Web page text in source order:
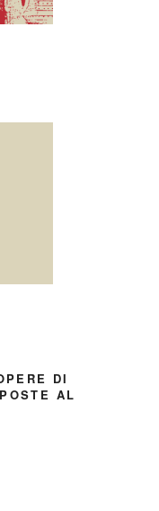
DI
AL